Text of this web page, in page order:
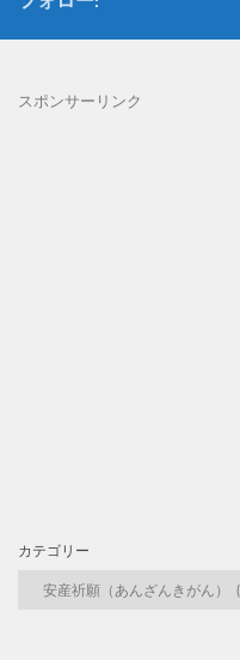
スポンサーリンク
カテゴリー